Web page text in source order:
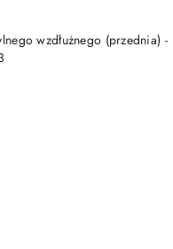
wzdłużnego (przednia) -
DO KOSZYKA